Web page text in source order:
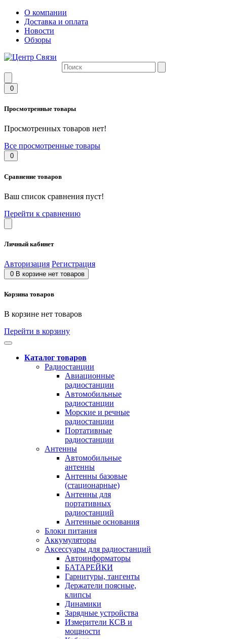
О компании
Доставка и оплата
Новости
Обзоры
0
Просмотренные товары
Просмотренных товаров нет!
Все просмотренные товары
0
Сравнение товаров
Ваш список сравнения пуст!
Перейти к сравнению
Личный кабинет
Авторизация Регистрация
0 В корзине нет товаров
Корзина товаров
В корзине нет товаров
Перейти в корзину
Каталог товаров
Радиостанции
Авиационные
радиостанции
Автомобильные
радиостанции
Морские и речные
радиостанции
Портативные
радиостанции
Антенны
Автомобильные
антенны
Антенны базовые
(стационарные)
Антенны для
портативных
радиостанций
Антенные основания
Блоки питания
Аккумуляторы
Аксессуары для радиостанций
Автоинформаторы
БАТАРЕЙКИ
Гарнитуры, тангенты
Держатели поясные,
клипсы
Динамики
Зарядные устройства
Измерители КСВ и
мощности